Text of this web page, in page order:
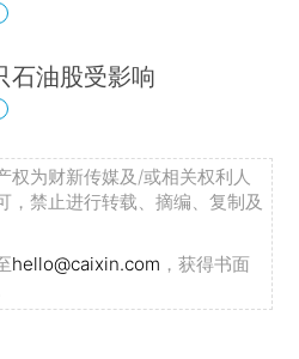
石油股受影响
权为财新传媒及/或相关权利人
，禁止进行转载、摘编、复制及
hello@caixin.com ，获得书面